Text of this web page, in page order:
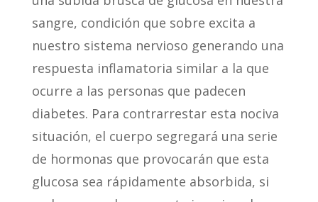
sangre, condición que sobre excita a
nuestro sistema nervioso generando una
respuesta inflamatoria similar a la que
ocurre a las personas que padecen
diabetes. Para contrarrestar esta nociva
situación, el cuerpo segregará una serie
de hormonas que provocarán que esta
glucosa sea rápidamente absorbida, si